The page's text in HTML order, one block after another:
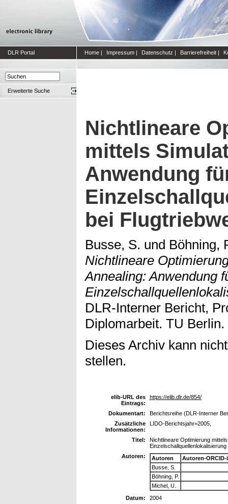
DLR Portal Home | Impressum | Datenschutz | Barrierefreiheit |
Erweiterte Suche
Nichtlineare
mittels
Anwendung
bei
Busse, S. und Böhning,
Nichtlineare
Annealing: Anwendung
DLR-Interner Bericht,
Diplomarbeit. TU Berlin.
Dieses Archiv kann
stellen.
elib-URL des
Eintrags:
https://elib.dlr.de/854/
Dokumentart:
Berichtsreihe (DLR-Interner
Zusätzliche
Informationen:
LIDO-Berichtsjahr=2005,
Titel:
Nichtlineare Optimierung
Autoren:
Autoren
Autoren-ORCID-
Busse, S.
Böhning, P.
Michel, U.
Datum:
2004